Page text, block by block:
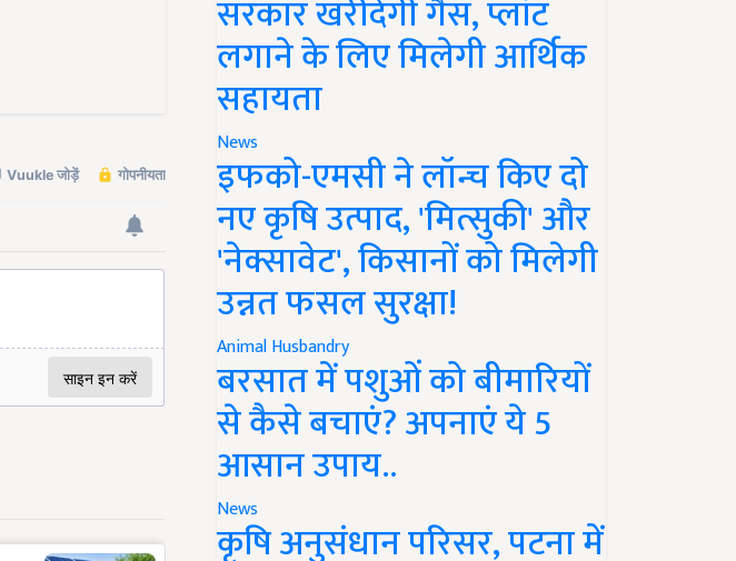
सरकार खरीदेगी गैस, प्लांट
लगाने के लिए मिलेगी आर्थिक
सहायता
News
इफको-एमसी ने लॉन्च किए दो
नए कृषि उत्पाद, 'मित्सुकी' और
'नेक्सावेट', किसानों को मिलेगी
उन्नत फसल सुरक्षा!
Animal Husbandry
बरसात में पशुओं को बीमारियों
से कैसे बचाएं? अपनाएं ये 5
आसान उपाय..
News
कृषि अनुसंधान परिसर, पटना में